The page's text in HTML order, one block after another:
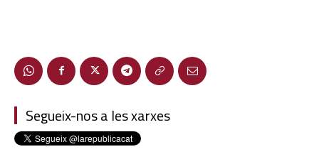
Segueix-nos a les xarxes